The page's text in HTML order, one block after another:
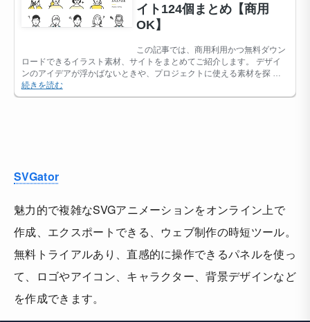
SVGator
魅力的で複雑なSVGアニメーションをオンライン上で
作成、エクスポートできる、ウェブ制作の時短ツール。
無料トライアルあり、直感的に操作できるパネルを使っ
て、ロゴやアイコン、キャラクター、背景デザインなど
を作成できます。